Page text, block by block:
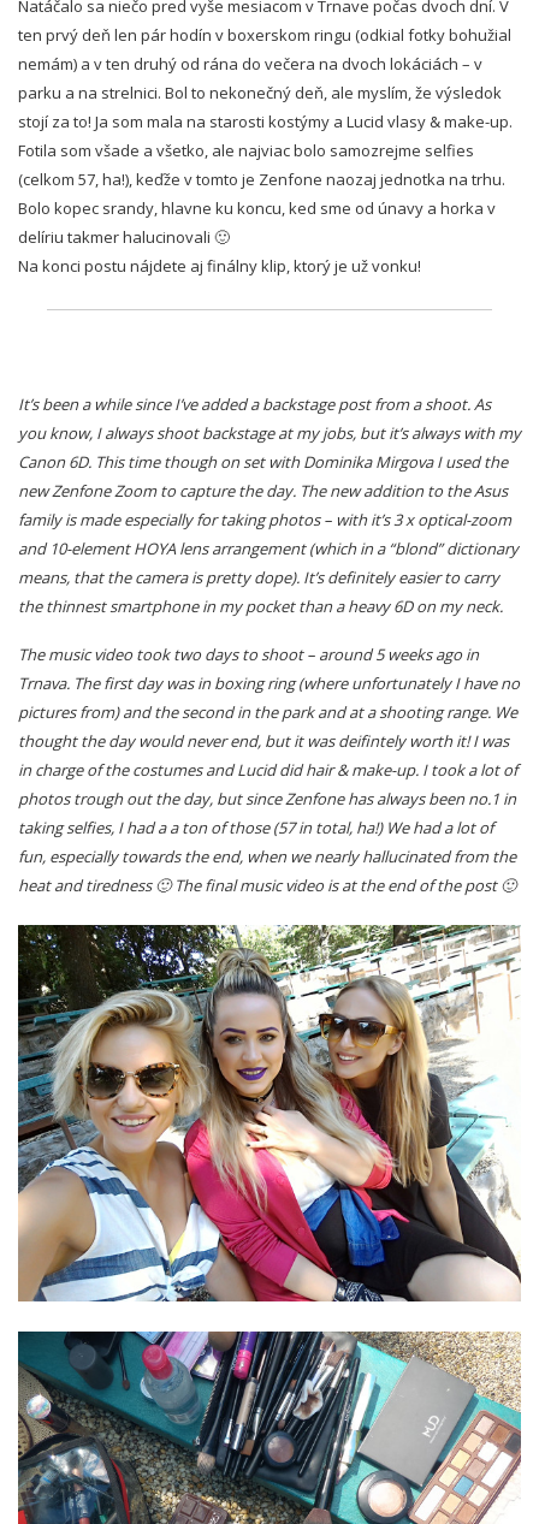
Natáčalo sa niečo pred vyše mesiacom v Trnave počas dvoch dní. V
ten prvý deň len pár hodín v boxerskom ringu (odkial fotky bohužial
nemám) a v ten druhý od rána do večera na dvoch lokáciách – v
parku a na strelnici. Bol to nekonečný deň, ale myslím, že výsledok
stojí za to! Ja som mala na starosti kostýmy a Lucid vlasy & make-up.
Fotila som všade a všetko, ale najviac bolo samozrejme selfies
(celkom 57, ha!), keďže v tomto je Zenfone naozaj jednotka na trhu.
Bolo kopec srandy, hlavne ku koncu, ked sme od únavy a horka v
delíriu takmer halucinovali 🙂
Na konci postu nájdete aj finálny klip, ktorý je už vonku!
It’s been a while since I’ve added a backstage post from a shoot. As
you know, I always shoot backstage at my jobs, but it’s always with my
Canon 6D. This time though on set with Dominika Mirgova I used the
new Zenfone Zoom to capture the day. The new addition to the Asus
family is made especially for taking photos – with it’s 3 x optical-zoom
and 10-element HOYA lens arrangement (which in a “blond” dictionary
means, that the camera is pretty dope). It’s definitely easier to carry
the thinnest smartphone in my pocket than a heavy 6D on my neck.
The music video took two days to shoot – around 5 weeks ago in
Trnava. The first day was in boxing ring (where unfortunately I have no
pictures from) and the second in the park and at a shooting range. We
thought the day would never end, but it was deifintely worth it! I was
in charge of the costumes and Lucid did hair & make-up. I took a lot of
photos trough out the day, but since Zenfone has always been no.1 in
taking selfies, I had a a ton of those (57 in total, ha!) We had a lot of
fun, especially towards the end, when we nearly hallucinated from the
heat and tiredness 🙂 The final music video is at the end of the post 🙂